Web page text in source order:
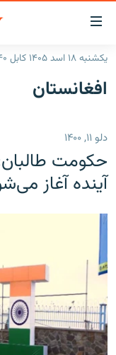
لینک‌های
قابل
دسترسی
بازگشت
بازگشت
منوی
اصلی
جستجو
صفحه نخست
گزارش‌ها
منطقه
شرق میانه
افغانستان
جهان
جدول نشرات
مصاحبه‌ها
ورزش
بحران مهاجرت
'کووید-۱۹'
تماس
یکشنبه ۱۸ اسد ۱۴۰۵ کابل ۰۰:۴۰
افغانستان
دلو ۱۱, ۱۴۰۰
حکومت طالبان:
آینده آغاز